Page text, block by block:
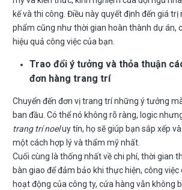
kế và thi công. Điều này quyết định đến giá
phẩm cũng như thời gian hoàn thành dự án,
hiệu quả công việc của bạn.
Trao đổi ý tưởng và thỏa thuận
đơn hàng trang trí
Chuyển đến đơn vị trang trí những ý tưởng
ban đầu. Có thể nó không rõ ràng, logic
trang trí noeluy tín, họ sẽ giúp bạn sắp xếp
một cách hợp lý và thẩm mỹ nhất.
Cuối cùng là thống nhất về chi phí, thời gian
bàn giao để đảm bảo khi thực hiện, công
hoạt động của công ty, cửa hàng vẫn không